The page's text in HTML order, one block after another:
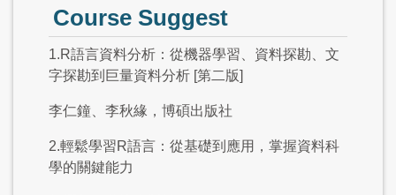
Course Suggest
1.R語言資料分析：從機器學習、資料探勘、文
字探勘到巨量資料分析 [第二版]
李仁鐘、李秋緣，博碩出版社
2.輕鬆學習R語言：從基礎到應用，掌握資料科
學的關鍵能力